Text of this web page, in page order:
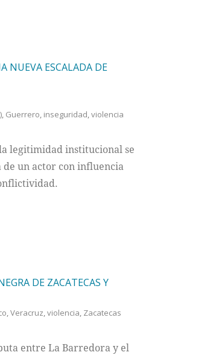
NUEVA ESCALADA DE
, Guerrero, inseguridad,violencia
legitimidad institucional se
un actor con influencia
DE ZACATECAS Y
Veracruz violencia Zacatecas
entre La Barredora y el